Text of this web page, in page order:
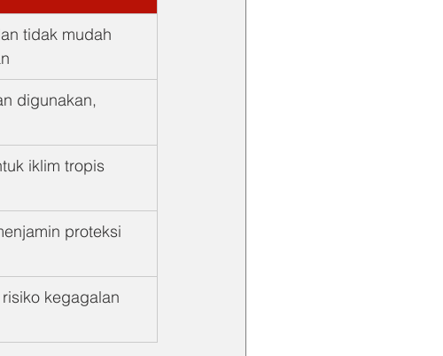
tidak mudah
digunakan,
iklim tropis
proteksi
kegagalan